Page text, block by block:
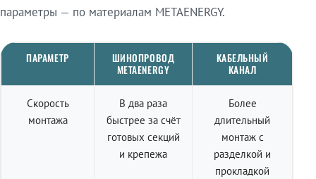
параметры — по материалам METAENERGY.
ПАРАМЕТР
ШИНОПРОВОД
METAENERGY
КАБЕЛЬНЫЙ
КАНАЛ
Скорость
монтажа
В два раза
быстрее за счёт
готовых секций
и крепежа
Более
длительный
монтаж с
разделкой и
прокладкой